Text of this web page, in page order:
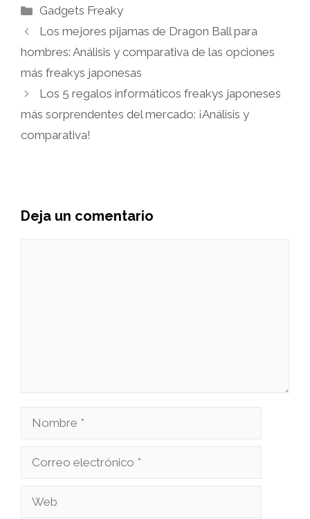
Categorías
Gadgets Freaky
Los mejores pijamas de Dragon Ball para
hombres: Análisis y comparativa de las opciones
más freakys japonesas
Los 5 regalos informáticos freakys japoneses
más sorprendentes del mercado: ¡Análisis y
comparativa!
Deja un comentario
Nombre
Correo
Web